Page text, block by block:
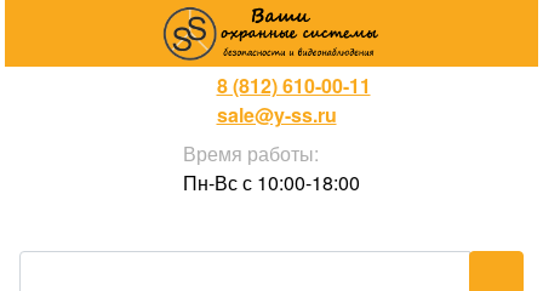
8 (812) 610-00-11
sale@y-ss.ru
Время работы:
Пн-Вс с 10:00-18:00